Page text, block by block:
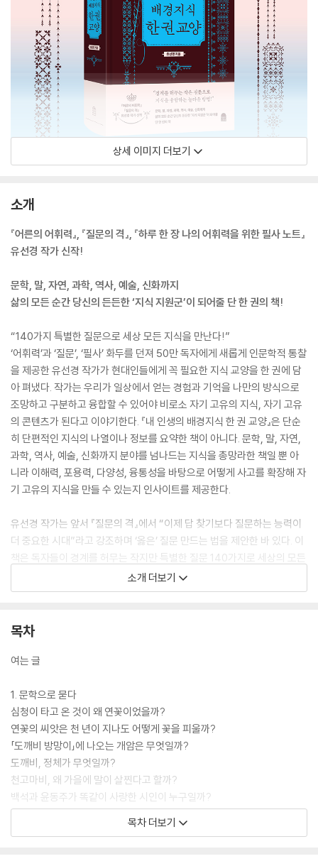
상세 이미지 더보기
소개
『어른의 어휘력』, 『질문의 격』, 『하루 한 장 나의 어휘력을 위한 필사 노트』
유선경 작가 신작!
문학, 말, 자연, 과학, 역사, 예술, 신화까지
삶의 모든 순간 당신의 든든한 ‘지식 지원군’이 되어줄 단 한 권의 책!
“140가지 특별한 질문으로 세상 모든 지식을 만난다!”
‘어휘력’과 ‘질문’, ‘필사’ 화두를 던져 50만 독자에게 새롭게 인문학적 통찰
을 제공한 유선경 작가가 현대인들에게 꼭 필요한 지식 교양을 한 권에 담
아 펴냈다. 작가는 우리가 일상에서 얻는 경험과 기억을 나만의 방식으로
조망하고 구분하고 융합할 수 있어야 비로소 자기 고유의 지식, 자기 고유
의 콘텐츠가 된다고 이야기한다. 『내 인생의 배경지식 한 권 교양』은 단순
히 단편적인 지식의 나열이나 정보를 요약한 책이 아니다. 문학, 말, 자연,
과학, 역사, 예술, 신화까지 분야를 넘나드는 지식을 총망라한 책일 뿐 아
니라 이해력, 포용력, 다양성, 융통성을 바탕으로 어떻게 사고를 확장해 자
기 고유의 지식을 만들 수 있는지 인사이트를 제공한다.
유선경 작가는 앞서 『질문의 격』에서 “이제 답 찾기보다 질문하는 능력이
더 중요한 시대”라고 강조하며 ‘옳은’ 질문 만드는 법을 제안한 바 있다. 이
책은 독자들이 경계를 허무는 작지만 특별한 질문 140가지로 세상의 모든
지식을 만날 수 있게 돕는 것이 특징이다. 따라서 같은 질문을 해도 사람마
다 관심사와 경험, 배경지식이 다르므로 각자 다른 답을 찾고 스스로에게
을 어떻게 질문으로 연결해야 의미 있는 답을 찾을 수 있는지 힌트도 제공
은 사람, 타인과 풍부한 대화를 하고 싶은 사람, 질문하기가 어려워 고민인
의 책, 『내 인생의 배경지식 한 권 교양』을 추천한다.
소개 더보기
목차
여는 글
1. 문학으로 묻다
심청이 타고 온 것이 왜 연꽃이었을까?
연꽃의 씨앗은 천 년이 지나도 어떻게 꽃을 피울까?
「도깨비 방망이」에 나오는 개암은 무엇일까?
도깨비, 정체가 무엇일까?
천고마비, 왜 가을에 말이 살찐다고 할까?
백석과 윤동주가 똑같이 사랑한 시인이 누구일까?
백석이 이름자를 따온 일본인이 누구였을까?
목차 더보기